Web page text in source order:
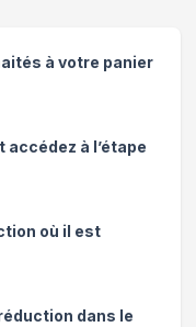
à votre panier
à l’étape
où il est
dans le